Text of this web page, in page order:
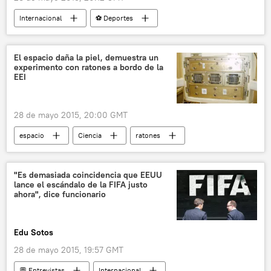
Internacional
⚽ Deportes
Escándalo de corrupción en la FIFA
México
Fernando Cerrilla
Joseph Blatter
Decio de María
Gustavo Guzmán
CONCACAF
Federación Mexicana de Fútbol
noticias
El espacio daña la piel, demuestra un
experimento con ratones a bordo de la
EEI
28 de mayo 2015, 20:00 GMT
espacio Ciencia
ratones
Estación Espacial Internacional (EEI)
noticias
"Es demasiada coincidencia que EEUU
lance el escándalo de la FIFA justo
ahora", dice funcionario
Edu Sotos
28 de mayo 2015, 19:57 GMT